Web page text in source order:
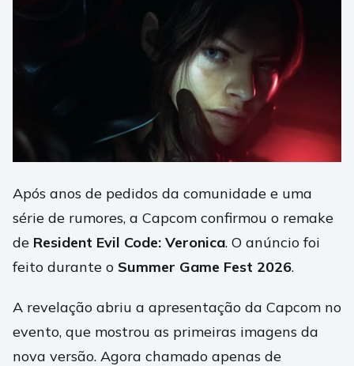
Após anos de pedidos da comunidade e uma
série de rumores, a Capcom confirmou o remake
de Resident Evil Code: Veronica. O anúncio foi
feito durante o Summer Game Fest 2026.
A revelação abriu a apresentação da Capcom no
evento, que mostrou as primeiras imagens da
nova versão. Agora chamado apenas de